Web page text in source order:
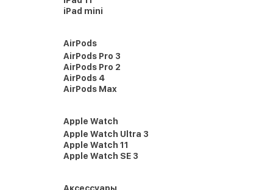
iPad mini
AirPods
AirPods Pro 3
AirPods Pro 2
AirPods 4
AirPods Max
Apple Watch
Apple Watch Ultra 3
Apple Watch 11
Apple Watch SE 3